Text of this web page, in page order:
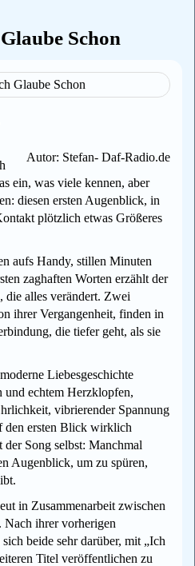
Schon
Autor: Stefan- Daf-Radio.de
ein, was viele kennen, aber
diesen ersten Augenblick, in
plötzlich etwas Größeres
aufs Handy, stillen Minuten
zaghaften Worten erzählt der
die alles verändert. Zwei
ihrer Vergangenheit, finden in
die tiefer geht, als sie
Liebesgeschichte
und echtem Herzklopfen,
vibrierender Spannung
den ersten Blick wirklich
Song selbst: Manchmal
Augenblick, um zu spüren,
in Zusammenarbeit zwischen
ihrer vorherigen
beide sehr darüber, mit „Ich
Titel veröffentlichen zu